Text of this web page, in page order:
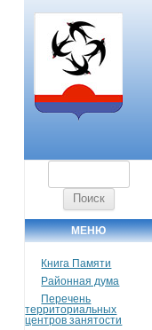
МЕНЮ
Книга Памяти
Районная дума
Перечень
территориальных
центров занятости